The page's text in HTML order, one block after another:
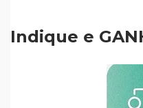
Indique e